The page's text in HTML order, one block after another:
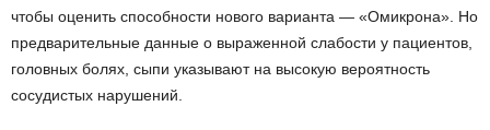
чтобы оценить способности нового варианта — «Омикрона». Но
предварительные данные о выраженной слабости у пациентов,
головных болях, сыпи указывают на высокую вероятность
сосудистых нарушений.